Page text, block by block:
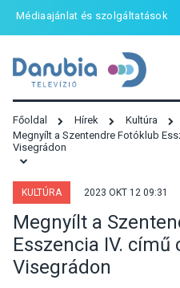
Médiaajánlat és szolgáltatások
Főoldal Hírek
Kultúra
Megnyílt a Szentendre Fotóklub
Visegrádon
KULTÚRA 2023 OKT 12 09:31
Megnyílt a
Esszencia IV.
Visegrádon